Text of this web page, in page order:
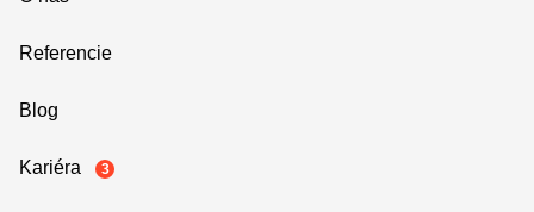
Referencie
Blog
Kariéra 3